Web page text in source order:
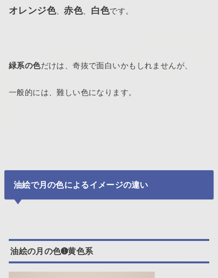
オレンジ色、赤色、 白色です。
緑系の色だけは、奇抜で面白いかもしれませんが、
一般的には、難しい色になります。
油絵で月の色によるイメージの違い
油絵の月の色➊黄色系